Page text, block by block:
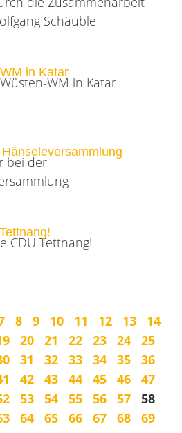
Schäuble
WM in Katar
bei der
CDU Tettnang!
8 9 10 11 12 13
14
20 21 22 23 24
25
31 32 33 34 35
36
42 43 44 45 46
47
53 54 55 56 57
58
64 65 66 67 68
69